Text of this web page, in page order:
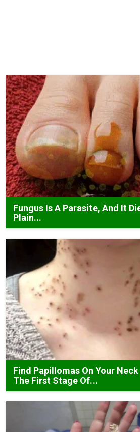
Fungus Is A Parasite, And It
Plain...
Find Papillomas On Your
The First Stage Of...